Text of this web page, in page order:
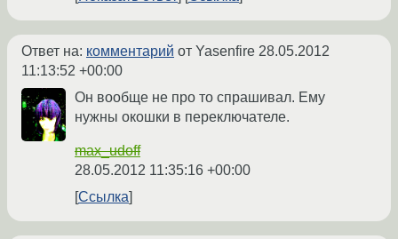
Ответ на: комментарий от Yasenfire 28.05.2012
11:13:52 +00:00
Он вообще не про то спрашивал. Ему
нужны окошки в переключателе.
max_udoff
28.05.2012 11:35:16 +00:00
Ссылка